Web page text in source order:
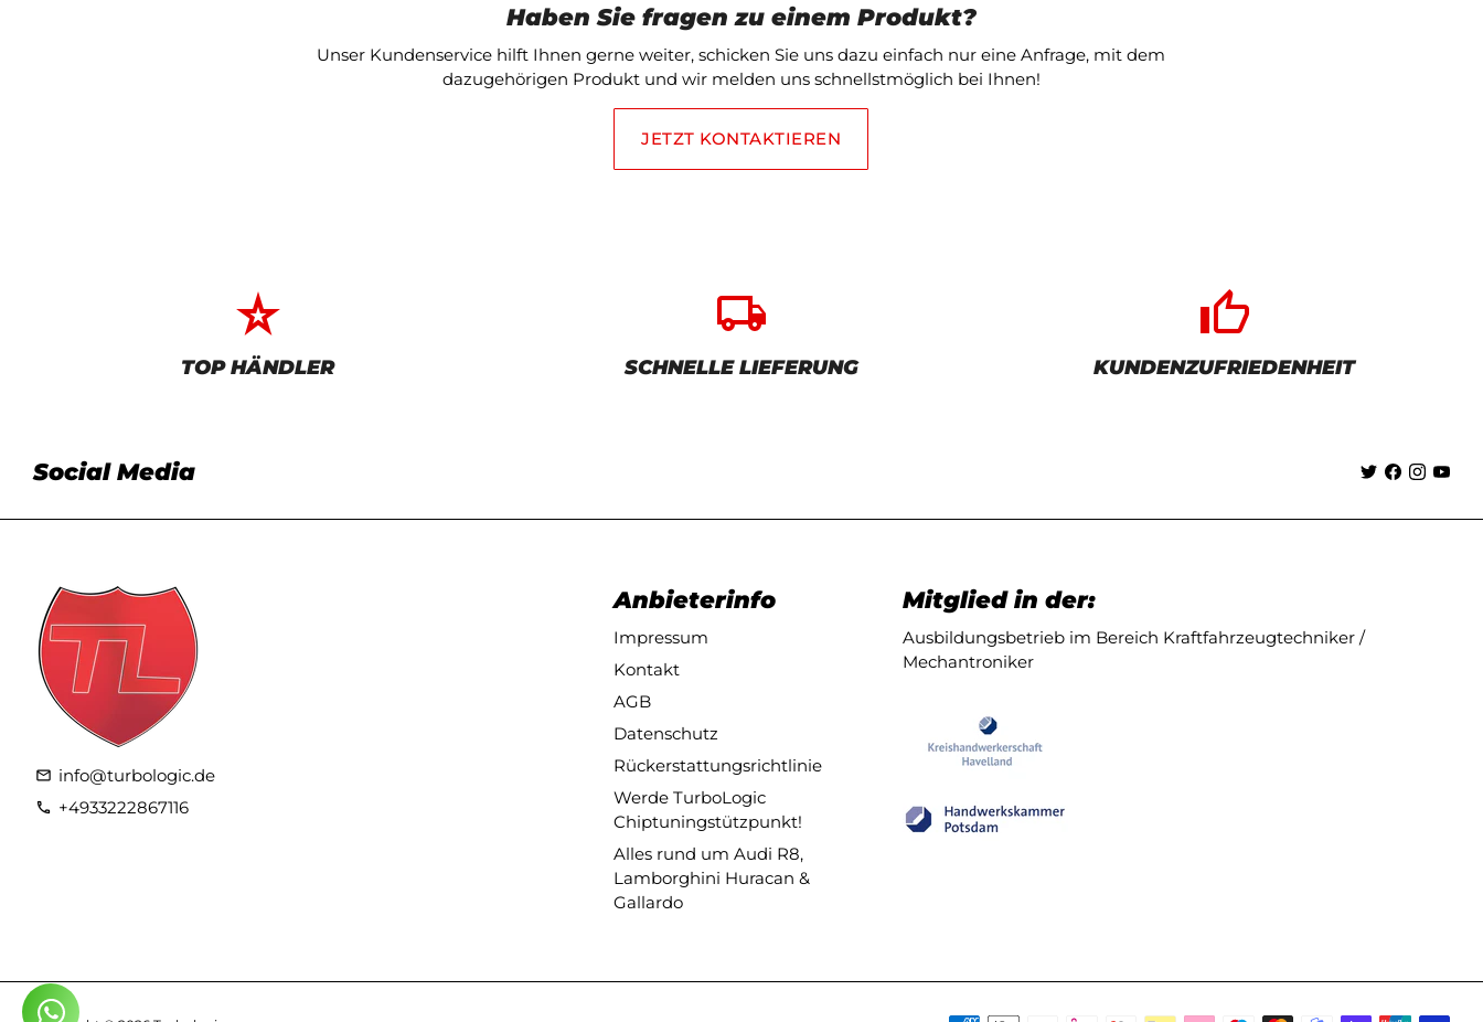
Haben Sie fragen zu einem Produkt?
Unser Kundenservice hilft Ihnen gerne weiter, schicken Sie uns dazu einfach nur eine Anfrage, mit dem
dazugehörigen Produkt und wir melden uns schnellstmöglich bei Ihnen!
JETZT KONTAKTIEREN
star_rate
TOP HÄNDLER
local_shipping
SCHNELLE LIEFERUNG
thumb_up_alt
KUNDENZUFRIEDENHEIT
Social Media
email info@turbologic.de
phone +4933222867116
Anbieterinfo
Impressum
Kontakt
AGB
Datenschutz
Rückerstattungsrichtlinie
Werde TurboLogic
Chiptuningstützpunkt!
Alles rund um Audi R8,
Lamborghini Huracan &
Gallardo
Mitglied in der:
Ausbildungsbetrieb im Bereich Kraftfahrzeugtechniker /
Mechantroniker